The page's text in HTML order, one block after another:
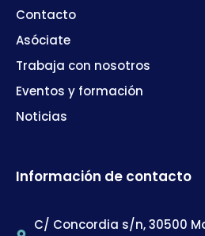
Contacto
Asóciate
Trabaja con nosotros
Eventos y formación
Noticias
Información de contacto
C/ Concordia s/n, 30500